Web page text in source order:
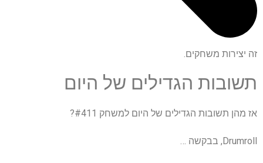
זה יצירות משחקים.
תשובות הגדילים של היום
אז מהן תשובות הגדילים של היום למשחק #411?
Drumroll, בבקשה …